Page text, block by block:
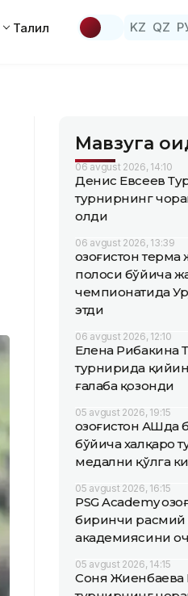
Таҳлил KZ QZ
Мавзуга
06 avgust 2026, 14:10
Денис Евсеев
турнирнинг
олди
06 avgust 2026, 13:39
Қозоғистон
полоси бўйича
чемпионатида
этди
06 avgust 2026, 12:10
Елена Рибакина
турнирида
ғалаба қозонди
05 avgust 2026, 19:15
Қозоғистон
бўйича халқаро
медални қўлга
05 avgust 2026, 16:15
PSG Academy
биринчи расмий
академиясини
05 avgust 2026, 14:15
Соня Жиенбаева